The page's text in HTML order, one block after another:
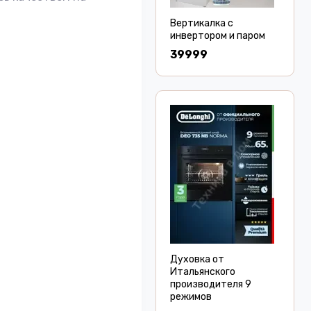
Вертикалка с
инвертором и паром
39999
Духовка от
Итальянского
производителя 9
режимов